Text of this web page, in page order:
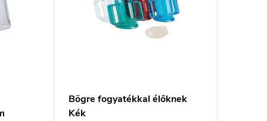
Bögre fogyatékkal élőknek
Kék